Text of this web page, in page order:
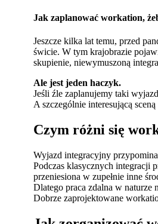
Jak zaplanować workation,
Jeszcze kilka lat temu, przed
świcie. W tym krajobrazie
skupienie, niewymuszoną
Ale jest jeden haczyk.
Jeśli źle zaplanujemy taki
A szczególnie interesującą
Czym różni się
Wyjazd integracyjny
Podczas klasycznych integracji
przeniesiona w zupełnie inne
Dlatego praca zdalna w naturze
Dobrze zaprojektowane